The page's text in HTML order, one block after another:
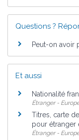
Questions ?
Peut-on avoir
Et aussi
Nationalité
Étranger -
Titres, carte
pour étranger
Étranger -